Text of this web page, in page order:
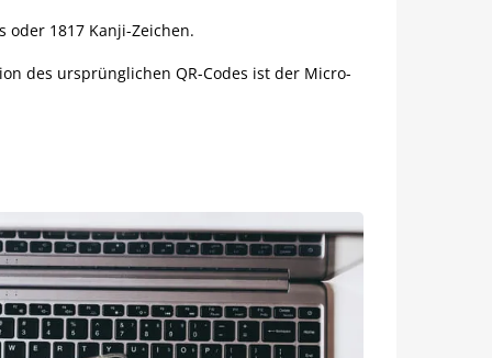
oder 1817 Kanji-Zeichen.
des ursprünglichen QR-Codes ist der Micro-